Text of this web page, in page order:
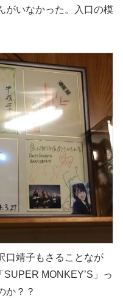
がいなかった。入口の模
口靖子もさることなが
MONKEY’S」っ
か？？